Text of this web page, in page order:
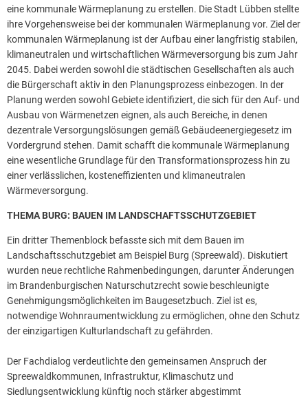
eine kommunale Wärmeplanung zu erstellen. Die Stadt Lübben stellte
ihre Vorgehensweise bei der kommunalen Wärmeplanung vor. Ziel der
kommunalen Wärmeplanung ist der Aufbau einer langfristig stabilen,
klimaneutralen und wirtschaftlichen Wärmeversorgung bis zum Jahr
2045. Dabei werden sowohl die städtischen Gesellschaften als auch
die Bürgerschaft aktiv in den Planungsprozess einbezogen. In der
Planung werden sowohl Gebiete identifiziert, die sich für den Auf- und
Ausbau von Wärmenetzen eignen, als auch Bereiche, in denen
dezentrale Versorgungslösungen gemäß Gebäudeenergiegesetz im
Vordergrund stehen. Damit schafft die kommunale Wärmeplanung
eine wesentliche Grundlage für den Transformationsprozess hin zu
einer verlässlichen, kosteneffizienten und klimaneutralen
Wärmeversorgung.
THEMA BURG: BAUEN IM LANDSCHAFTSSCHUTZGEBIET
Ein dritter Themenblock befasste sich mit dem Bauen im
Landschaftsschutzgebiet am Beispiel Burg (Spreewald). Diskutiert
wurden neue rechtliche Rahmenbedingungen, darunter Änderungen
im Brandenburgischen Naturschutzrecht sowie beschleunigte
Genehmigungsmöglichkeiten im Baugesetzbuch. Ziel ist es,
notwendige Wohnraumentwicklung zu ermöglichen, ohne den Schutz
der einzigartigen Kulturlandschaft zu gefährden.
Der Fachdialog verdeutlichte den gemeinsamen Anspruch der
Spreewaldkommunen, Infrastruktur, Klimaschutz und
Siedlungsentwicklung künftig noch stärker abgestimmt